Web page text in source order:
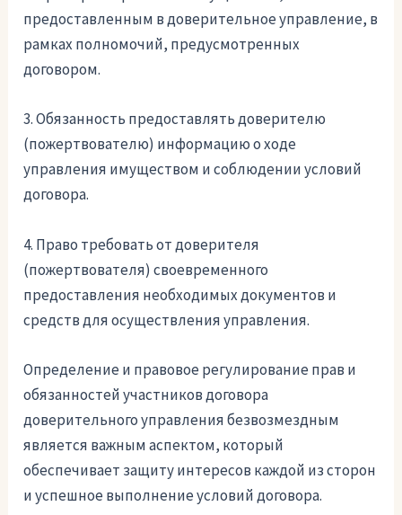
предоставленным в доверительное управление, в
рамках полномочий, предусмотренных
договором.
3. Обязанность предоставлять доверителю
(пожертвователю) информацию о ходе
управления имуществом и соблюдении условий
договора.
4. Право требовать от доверителя
(пожертвователя) своевременного
предоставления необходимых документов и
средств для осуществления управления.
Определение и правовое регулирование прав и
обязанностей участников договора
доверительного управления безвозмездным
является важным аспектом, который
обеспечивает защиту интересов каждой из сторон
и успешное выполнение условий договора.